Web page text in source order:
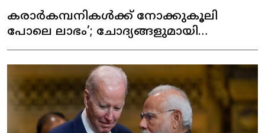
കരാര്‍കമ്പനികള്‍ക്ക് നോക്കുകൂലി
പോലെ ലാഭം’; ചോദ്യങ്ങളുമായി
പ്രതിപക്ഷ നേതാവ്